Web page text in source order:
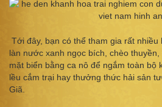
Tới đây, bạn có thể tham gia rất
làn nước xanh ngọc bích, chèo
mặt biển bằng ca nô để ngắm toàn bộ
lều cắm trại hay thưởng thức hải sản
Giã.